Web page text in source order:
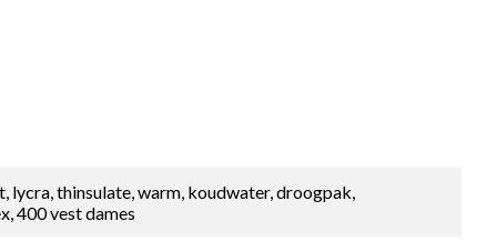
lycra, thinsulate, warm, koudwater, droogpak,
400 vest dames